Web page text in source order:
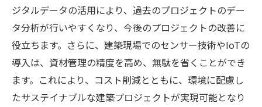
ジタルデータの活用により、過去のプロジェクトのデー
タ分析が行いやすくなり、今後のプロジェクトの改善に
役立ちます。さらに、建築現場でのセンサー技術やIoTの
導入は、資材管理の精度を高め、無駄を省くことができ
ます。これにより、コスト削減とともに、環境に配慮し
たサステイナブルな建築プロジェクトが実現可能となり